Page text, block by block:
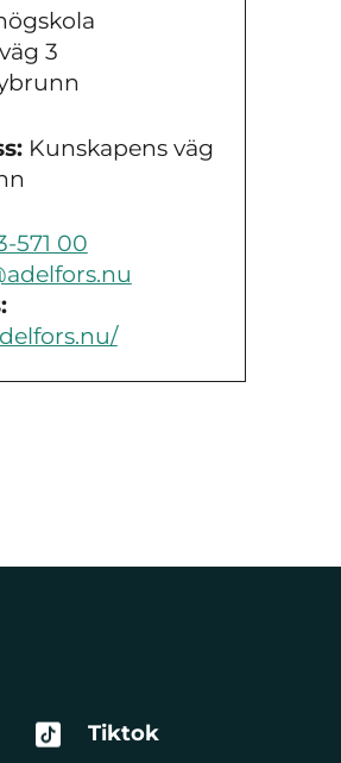
3
Kunskapens väg
571 00
Tiktok